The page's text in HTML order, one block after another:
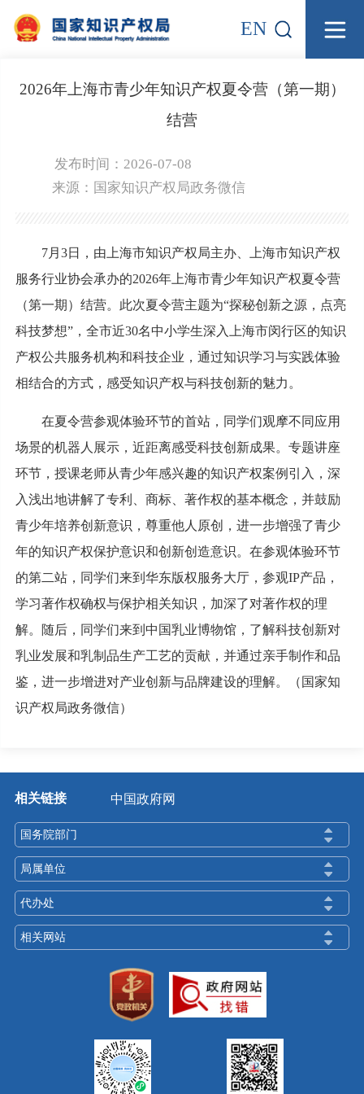
EN
2026年上海市青少年知识产权夏令营（第一期）
结营
发布时间：2026-07-08
来源： 国家知识产权局政务微信
7月3日，由上海市知识产权局主办、上海市知识产权
服务行业协会承办的2026年上海市青少年知识产权夏令营
（第一期）结营。此次夏令营主题为“探秘创新之源，点亮
科技梦想”，全市近30名中小学生深入上海市闵行区的知识
产权公共服务机构和科技企业，通过知识学习与实践体验
相结合的方式，感受知识产权与科技创新的魅力。
在夏令营参观体验环节的首站，同学们观摩不同应用
场景的机器人展示，近距离感受科技创新成果。专题讲座
环节，授课老师从青少年感兴趣的知识产权案例引入，深
入浅出地讲解了专利、商标、著作权的基本概念，并鼓励
青少年培养创新意识，尊重他人原创，进一步增强了青少
年的知识产权保护意识和创新创造意识。在参观体验环节
的第二站，同学们来到华东版权服务大厅，参观IP产品，
学习著作权确权与保护相关知识，加深了对著作权的理
解。随后，同学们来到中国乳业博物馆，了解科技创新对
乳业发展和乳制品生产工艺的贡献，并通过亲手制作和品
鉴，进一步增进对产业创新与品牌建设的理解。（国家知
识产权局政务微信）
相关链接 中国政府网
国务院部门
局属单位
代办处
相关网站